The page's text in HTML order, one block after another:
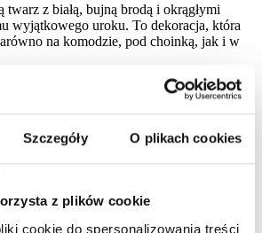
Szczegóły O plikach cookies
z plików cookie
cookie do spersonalizowania treści
twarz z białą, bujną brodą i okrągłymi
wyjątkowego uroku. To dekoracja, która
na komodzie, pod choinką, jak i w
40cm